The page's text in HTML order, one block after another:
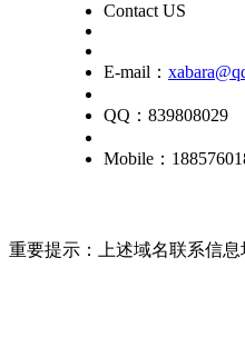
Contact US
E-mail：
QQ：839808029
Mobile：
重要提示：上述域名联系信